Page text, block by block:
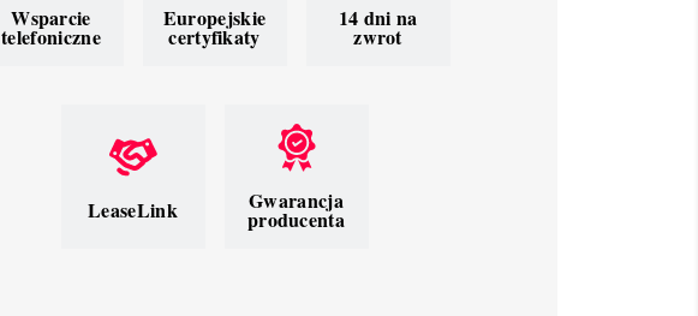
Wsparcie
telefoniczne
Europejskie
certyfikaty
14 dni na
zwrot
LeaseLink Gwarancja
producenta